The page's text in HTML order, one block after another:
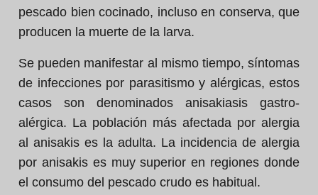
pescado bien cocinado, incluso en conserva, que
producen la muerte de la larva.
Se pueden manifestar al mismo tiempo, síntomas
de infecciones por parasitismo y alérgicas, estos
casos son denominados anisakiasis gastro-
alérgica. La población más afectada por alergia
al anisakis es la adulta. La incidencia de alergia
por anisakis es muy superior en regiones donde
el consumo del pescado crudo es habitual.